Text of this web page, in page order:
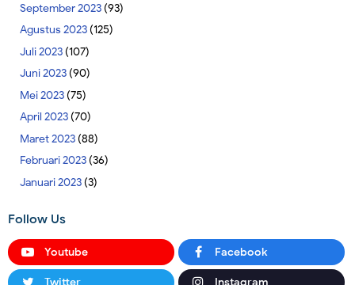
September 2023(93)
Agustus 2023(125)
Juli 2023(107)
Juni 2023(90)
Mei 2023(75)
April 2023(70)
Maret 2023(88)
Februari 2023(36)
Januari 2023(3)
Follow Us
Youtube Facebook
Twitter Instagram